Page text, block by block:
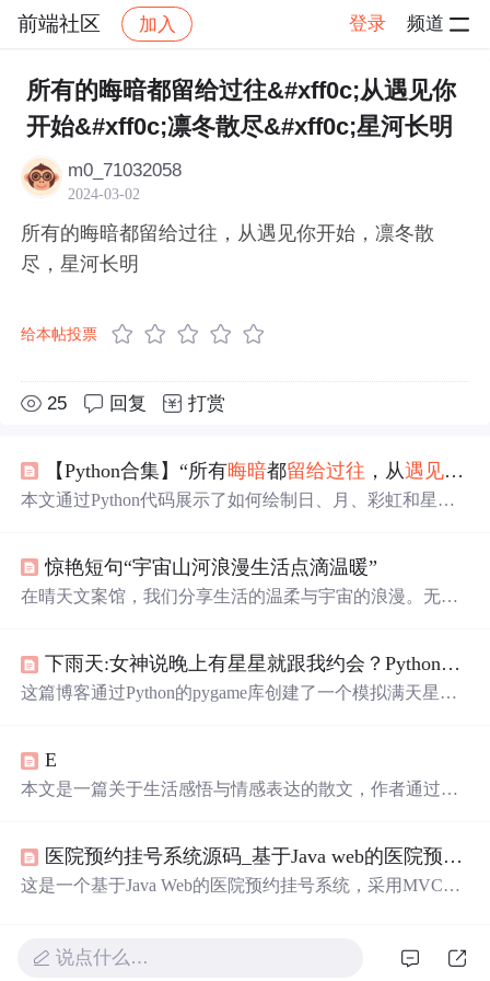
前端社区 加入 登录 频道
社区 前端社区 感慨 帖子详情
所有的晦暗都留给过往&#xff0c;从遇见你
开始&#xff0c;凛冬散尽&#xff0c;星河长明
m0_71032058
2024-03-02
所有的晦暗都留给过往，从遇见你开始，凛冬散
尽，星河长明
给本帖投票
25 回复 打赏
【Python合集】“所有晦暗都留给过往 ，从遇见你开
本文通过Python代码展示了如何绘制日、月、彩虹和星光
的诗意句子，增添艺术气息。
惊艳短句“宇宙山河浪漫生活点滴温暖”
在晴天文案馆，我们分享生活的温柔与宇宙的浪漫。无论
予的礼物。
下雨天:女神说晚上有星星就跟我约会？Python带你绘制满天
这篇博客通过Python的pygame库创建了一个模拟满天星闪
动态移动，为编程爱好者提供了一次浪漫与技术的完美结
合。
E
本文是一篇关于生活感悟与情感表达的散文，作者通过诗
望。
医院预约挂号系统源码_基于Java web的医院预约挂号系统
这是一个基于Java Web的医院预约挂号系统，采用MVC设
功能。说点什么…